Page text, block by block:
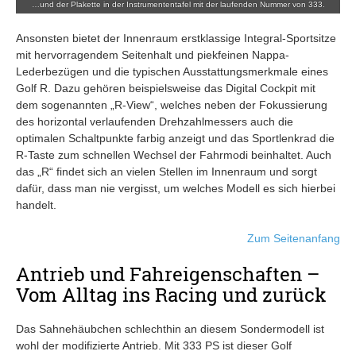
…und der Plakette in der Instrumententafel mit der laufenden Nummer von 333.
Ansonsten bietet der Innenraum erstklassige Integral-Sportsitze
mit hervorragendem Seitenhalt und piekfeinen Nappa-
Lederbezügen und die typischen Ausstattungsmerkmale eines
Golf R. Dazu gehören beispielsweise das Digital Cockpit mit
dem sogenannten „R-View“, welches neben der Fokussierung
des horizontal verlaufenden Drehzahlmessers auch die
optimalen Schaltpunkte farbig anzeigt und das Sportlenkrad die
R-Taste zum schnellen Wechsel der Fahrmodi beinhaltet. Auch
das „R“ findet sich an vielen Stellen im Innenraum und sorgt
dafür, dass man nie vergisst, um welches Modell es sich hierbei
handelt.
Zum Seitenanfang
Antrieb und Fahreigenschaften –
Vom Alltag ins Racing und zurück
Das Sahnehäubchen schlechthin an diesem Sondermodell ist
wohl der modifizierte Antrieb. Mit 333 PS ist dieser Golf